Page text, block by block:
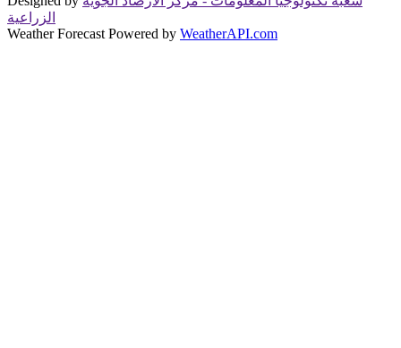
الزراعية
Weather Forecast Powered by WeatherAPI.com